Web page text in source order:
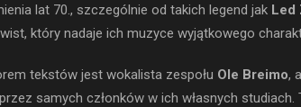
lat 70., szczególnie od takich legend jak Led
który nadaje ich muzyce wyjątkowego
tekstów jest wokalista zespołu Ole Breimo,
samych członków w ich własnych studiach.